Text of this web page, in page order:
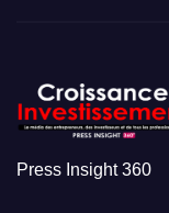
Press Insight 360